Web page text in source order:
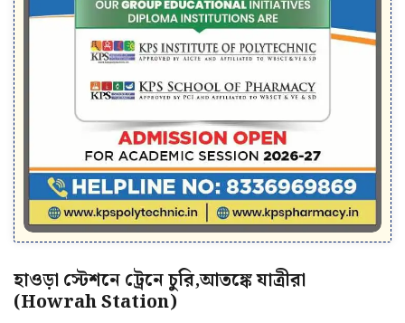
হাওড়া স্টেশনে ট্রেনে চুরি,আতঙ্কে যাত্রীরা
(Howrah Station)